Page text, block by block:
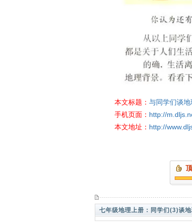
本文标题： 与同学们谈地
手机页面： http://
本文地址： http://
七年级地理上册： 同学们(3)谈